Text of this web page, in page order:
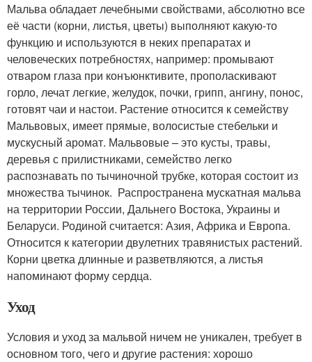
Мальва обладает лечебными свойствами, абсолютно все
её части (корни, листья, цветы) выполняют какую-то
функцию и используются в неких препаратах и
человеческих потребностях, например: промывают
отваром глаза при конъюнктивите, прополаскивают
горло, лечат легкие, желудок, почки, грипп, ангину, понос,
готовят чаи и настои. Растение относится к семейству
Мальвовых, имеет прямые, волосистые стебельки и
мускусный аромат. Мальвовые – это кусты, травы,
деревья с прилистниками, семейство легко
распознавать по тычиночной трубке, которая состоит из
множества тычинок. Распространена мускатная мальва
на территории России, Дальнего Востока, Украины и
Беларуси. Родиной считается: Азия, Африка и Европа.
Относится к категории двулетних травянистых растений.
Корни цветка длинные и разветвляются, а листья
напоминают форму сердца.
Уход
Условия и уход за мальвой ничем не уникален, требует в
основном того, чего и другие растения: хорошо